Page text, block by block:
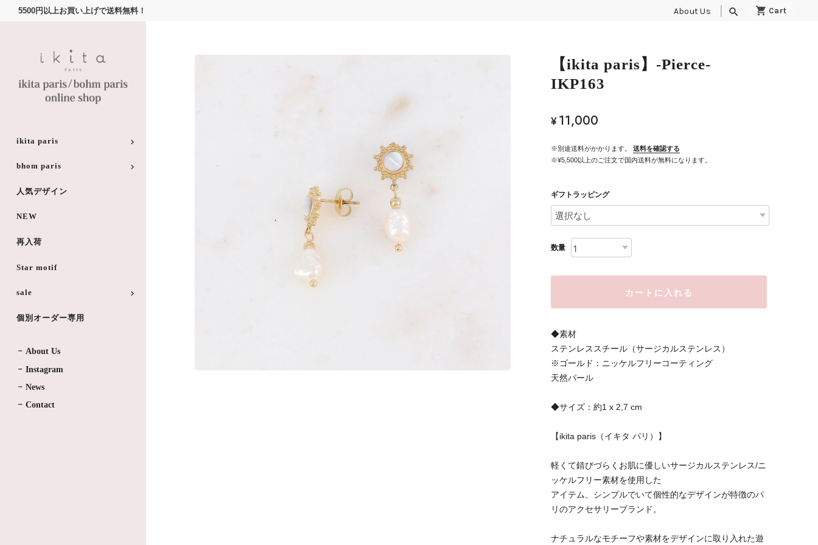
5500円以上お買い上げで送料無料！ About Us search
ikita paris
bhom paris
人気デザイン
NEW
再入荷
Star motif
sale
個別オーダー専用
About Us
Instagram
News
Contact
【ikita paris】-Pierce-
IKP163
¥11,000
※別途送料がかかります。
送料を確認する
※¥5,500以上のご注文で国内送料が無料になります。
ギフトラッピング
数量
カートに入れる
◆素材
ステンレススチール（サージカルステンレス）
※ゴールド：ニッケルフリーコーティング
天然パール
◆サイズ：約1 x 2,7 cm
【ikita paris（イキタ パリ）】
軽くて錆びづらくお肌に優しいサージカルステンレス/ニ
ッケルフリー素材を使用した
アイテム、シンプルでいて個性的なデザインが特徴のパ
リのアクセサリーブランド。
ナチュラルなモチーフや素材をデザインに取り入れた遊